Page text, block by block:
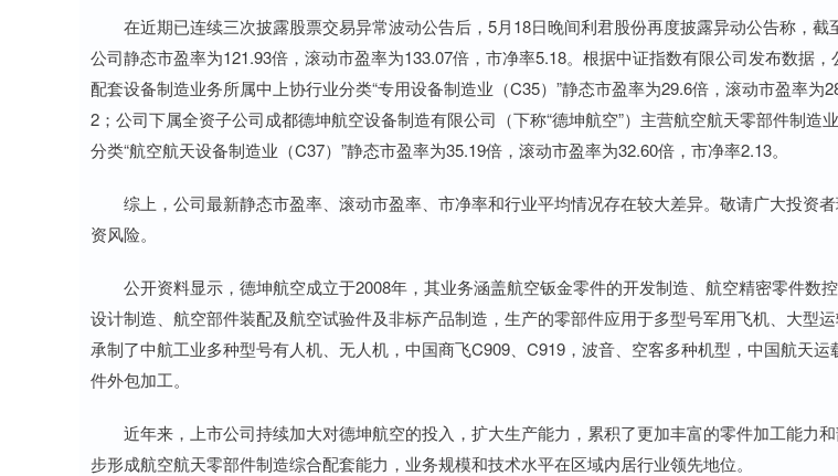
在近期已连续三次披露股票交易异常波动公告后，5月18日晚间利君股份再度披露异动公告称，截
公司静态市盈率为121.93倍，滚动市盈率为133.07倍，市净率5.18。根据中证指数有限公司发布数据
配套设备制造业务所属中上协行业分类“专用设备制造业（C35）”静态市盈率为29.6倍，滚动市盈率为
2；公司下属全资子公司成都德坤航空设备制造有限公司（下称“德坤航空”）主营航空航天零部件制造
分类“航空航天设备制造业（C37）”静态市盈率为35.19倍，滚动市盈率为32.60倍，市净率2.13。
综上，公司最新静态市盈率、滚动市盈率、市净率和行业平均情况存在较大差异。敬请广大投资
资风险。
公开资料显示，德坤航空成立于2008年，其业务涵盖航空钣金零件的开发制造、航空精密零件数
设计制造、航空部件装配及航空试验件及非标产品制造，生产的零部件应用于多型号军用飞机、大型运
承制了中航工业多种型号有人机、无人机，中国商飞C909、C919，波音、空客多种机型，中国航天运
件外包加工。
近年来，上市公司持续加大对德坤航空的投入，扩大生产能力，累积了更加丰富的零件加工能力
步形成航空航天零部件制造综合配套能力，业务规模和技术水平在区域内居行业领先地位。